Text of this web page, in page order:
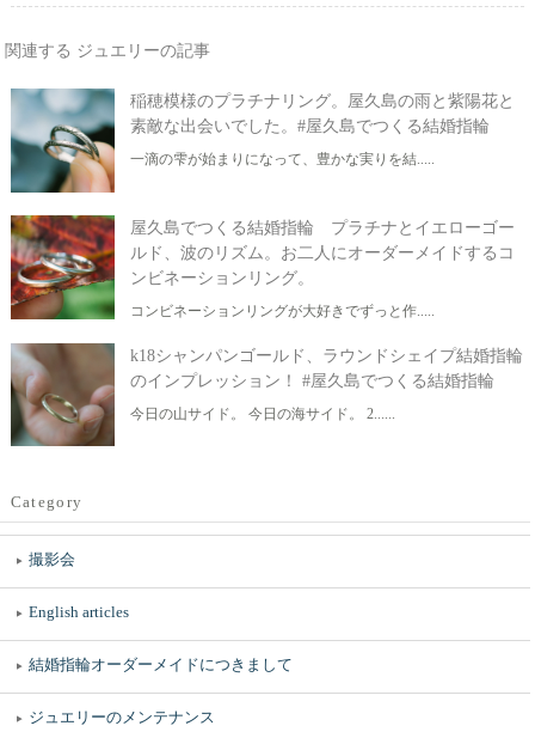
関連する ジュエリーの記事
稲穂模様のプラチナリング。屋久島の雨と紫陽花と
素敵な出会いでした。#屋久島でつくる結婚指輪
一滴の雫が始まりになって、豊かな実りを結.....
屋久島でつくる結婚指輪 プラチナとイエローゴー
ルド、波のリズム。お二人にオーダーメイドするコ
ンビネーションリング。
コンビネーションリングが大好きでずっと作.....
k18シャンパンゴールド、ラウンドシェイプ結婚指輪
のインプレッション！ #屋久島でつくる結婚指輪
今日の山サイド。 今日の海サイド。 2......
Category
撮影会
English articles
結婚指輪オーダーメイドにつきまして
ジュエリーのメンテナンス